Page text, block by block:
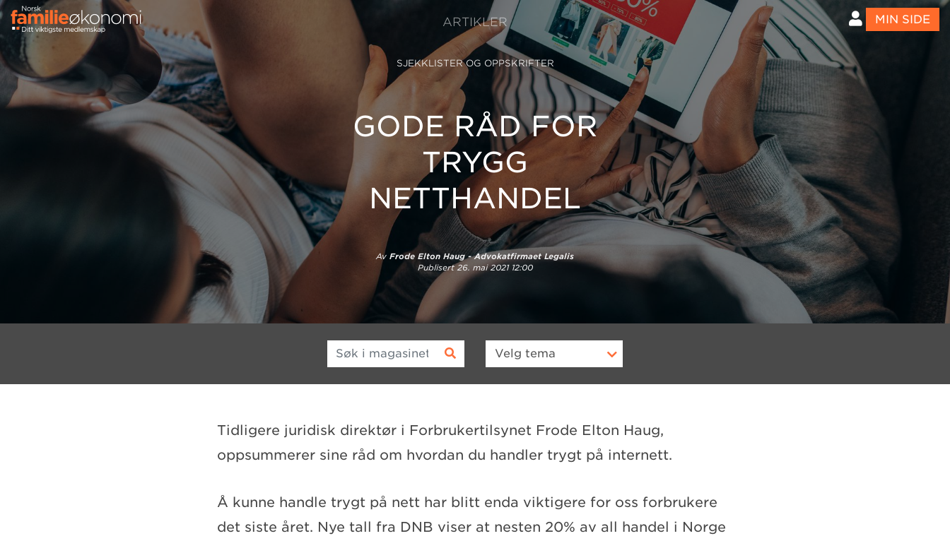
ARTIKLER MIN SIDE
SJEKKLISTER OG OPPSKRIFTER
GODE RÅD FOR
TRYGG
NETTHANDEL
Av Frode Elton Haug - Advokatfirmaet Legalis
Publisert26. mai 2021 12:00
Søk i magasinet Velg tema
Tidligere juridisk direktør i Forbrukertilsynet Frode Elton Haug,
oppsummerer sine råd om hvordan du handler trygt på internett.
Å kunne handle trygt på nett har blitt enda viktigere for oss forbrukere
det siste året. Nye tall fra DNB viser at nesten 20% av all handel i Norge